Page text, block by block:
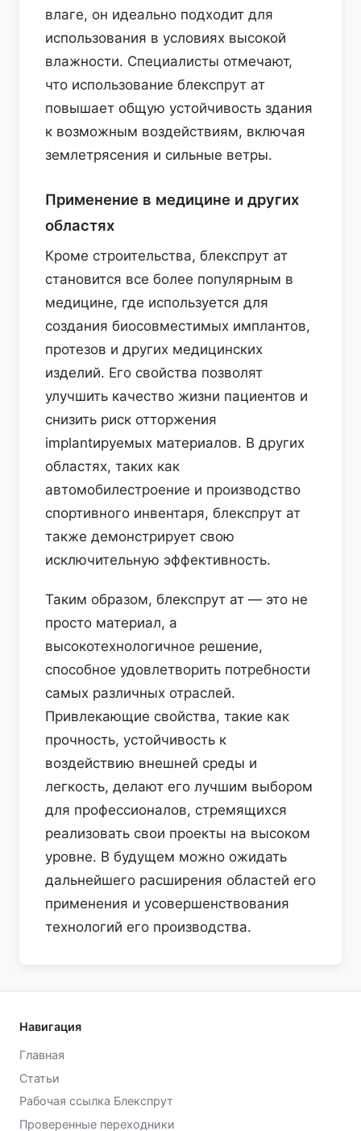
влаге, он идеально подходит для
использования в условиях высокой
влажности. Специалисты отмечают,
что использование блекспрут ат
повышает общую устойчивость здания
к возможным воздействиям, включая
землетрясения и сильные ветры.
Применение в медицине и других
областях
Кроме строительства, блекспрут ат
становится все более популярным в
медицине, где используется для
создания биосовместимых имплантов,
протезов и других медицинских
изделий. Его свойства позволят
улучшить качество жизни пациентов и
снизить риск отторжения
implantируемых материалов. В других
областях, таких как
автомобилестроение и производство
спортивного инвентаря, блекспрут ат
также демонстрирует свою
исключительную эффективность.
Таким образом, блекспрут ат — это не
просто материал, а
высокотехнологичное решение,
способное удовлетворить потребности
самых различных отраслей.
Привлекающие свойства, такие как
прочность, устойчивость к
воздействию внешней среды и
легкость, делают его лучшим выбором
для профессионалов, стремящихся
реализовать свои проекты на высоком
уровне. В будущем можно ожидать
дальнейшего расширения областей его
применения и усовершенствования
технологий его производства.
Навигация
Главная
Статьи
Рабочая ссылка Блекспрут
Проверенные переходники